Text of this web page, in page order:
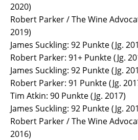
2020)
Robert Parker / The Wine
2019)
James Suckling: 92 Punkte (Jg.
Robert Parker: 91+ Punkte (Jg.
James Suckling: 92 Punkte (Jg.
Robert Parker: 91 Punkte (Jg.
Tim Atkin: 90 Punkte (Jg. 2017)
James Suckling: 92 Punkte (Jg.
Robert Parker / The Wine
2016)